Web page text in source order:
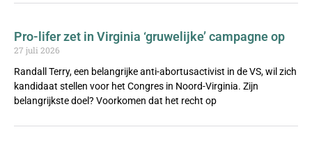
Pro-lifer zet in Virginia ‘gruwelijke’ campagne op
27 juli 2026
Randall Terry, een belangrijke anti-abortusactivist in de VS, wil zich
kandidaat stellen voor het Congres in Noord-Virginia. Zijn
belangrijkste doel? Voorkomen dat het recht op